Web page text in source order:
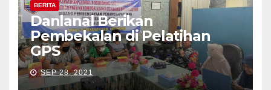
BERITA
Danlanal Berikan
Pembekalan di Pelatihan
GPS
SEP 28, 2021